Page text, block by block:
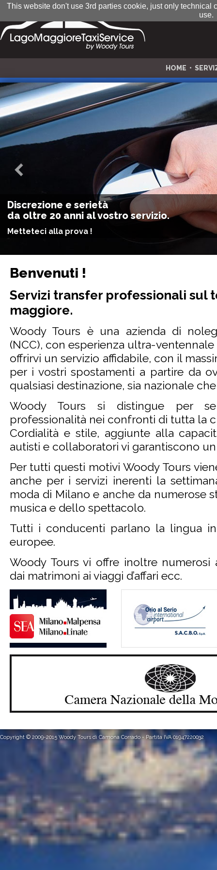
HOME •
Discrezione e serietà
da oltre 20 anni al vostro servizio.
Metteteci alla prova !
Benvenuti !
Servizi transfer professionali sul
maggiore.
Woody Tours è una azienda di
(NCC), con esperienza ultra-
offrirvi un servizio affidabile, con il
per i vostri spostamenti a partire da
qualsiasi destinazione, sia nazionale
Woody Tours si distingue per
professionalità nei confronti di tutta la
Cordialità e stile, aggiunte alla
autisti e collaboratori vi garantiscono
Per tutti questi motivi Woody Tours
anche per i servizi inerenti la
moda di Milano e anche da numerose
musica e dello spettacolo.
Tutti i conducenti parlano la lingua
europee.
Woody Tours vi offre inoltre numerosi
dai matrimoni ai viaggi d’affari ecc.
Copyright © 2009-2015 Woody Tours di Camona Corrado - Partita IVA 01947220032
This website don't use 3rd parties cookie, just only
use.